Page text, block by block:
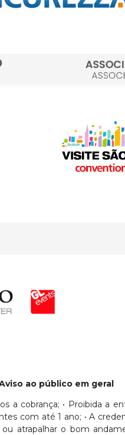
ao público em geral
a cobrança; • Proibida
com até 1 ano; • A
atrapalhar o bom